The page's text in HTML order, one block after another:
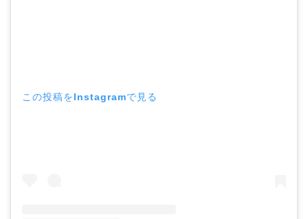
この投稿をInstagramで見る